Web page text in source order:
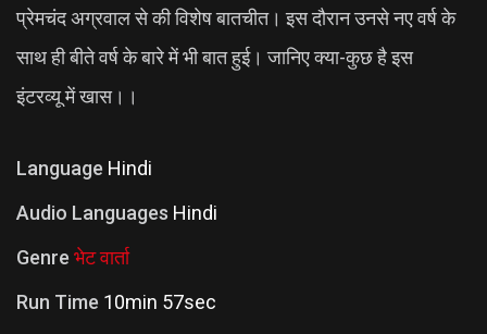
प्रेमचंद अग्रवाल से की विशेष बातचीत। इस दौरान उनसे नए वर्ष के
साथ ही बीते वर्ष के बारे में भी बात हुई। जानिए क्या-कुछ है इस
इंटरव्यू में खास।।
Language Hindi
Audio Languages Hindi
Genre भेट वार्ता
Run Time 10min 57sec